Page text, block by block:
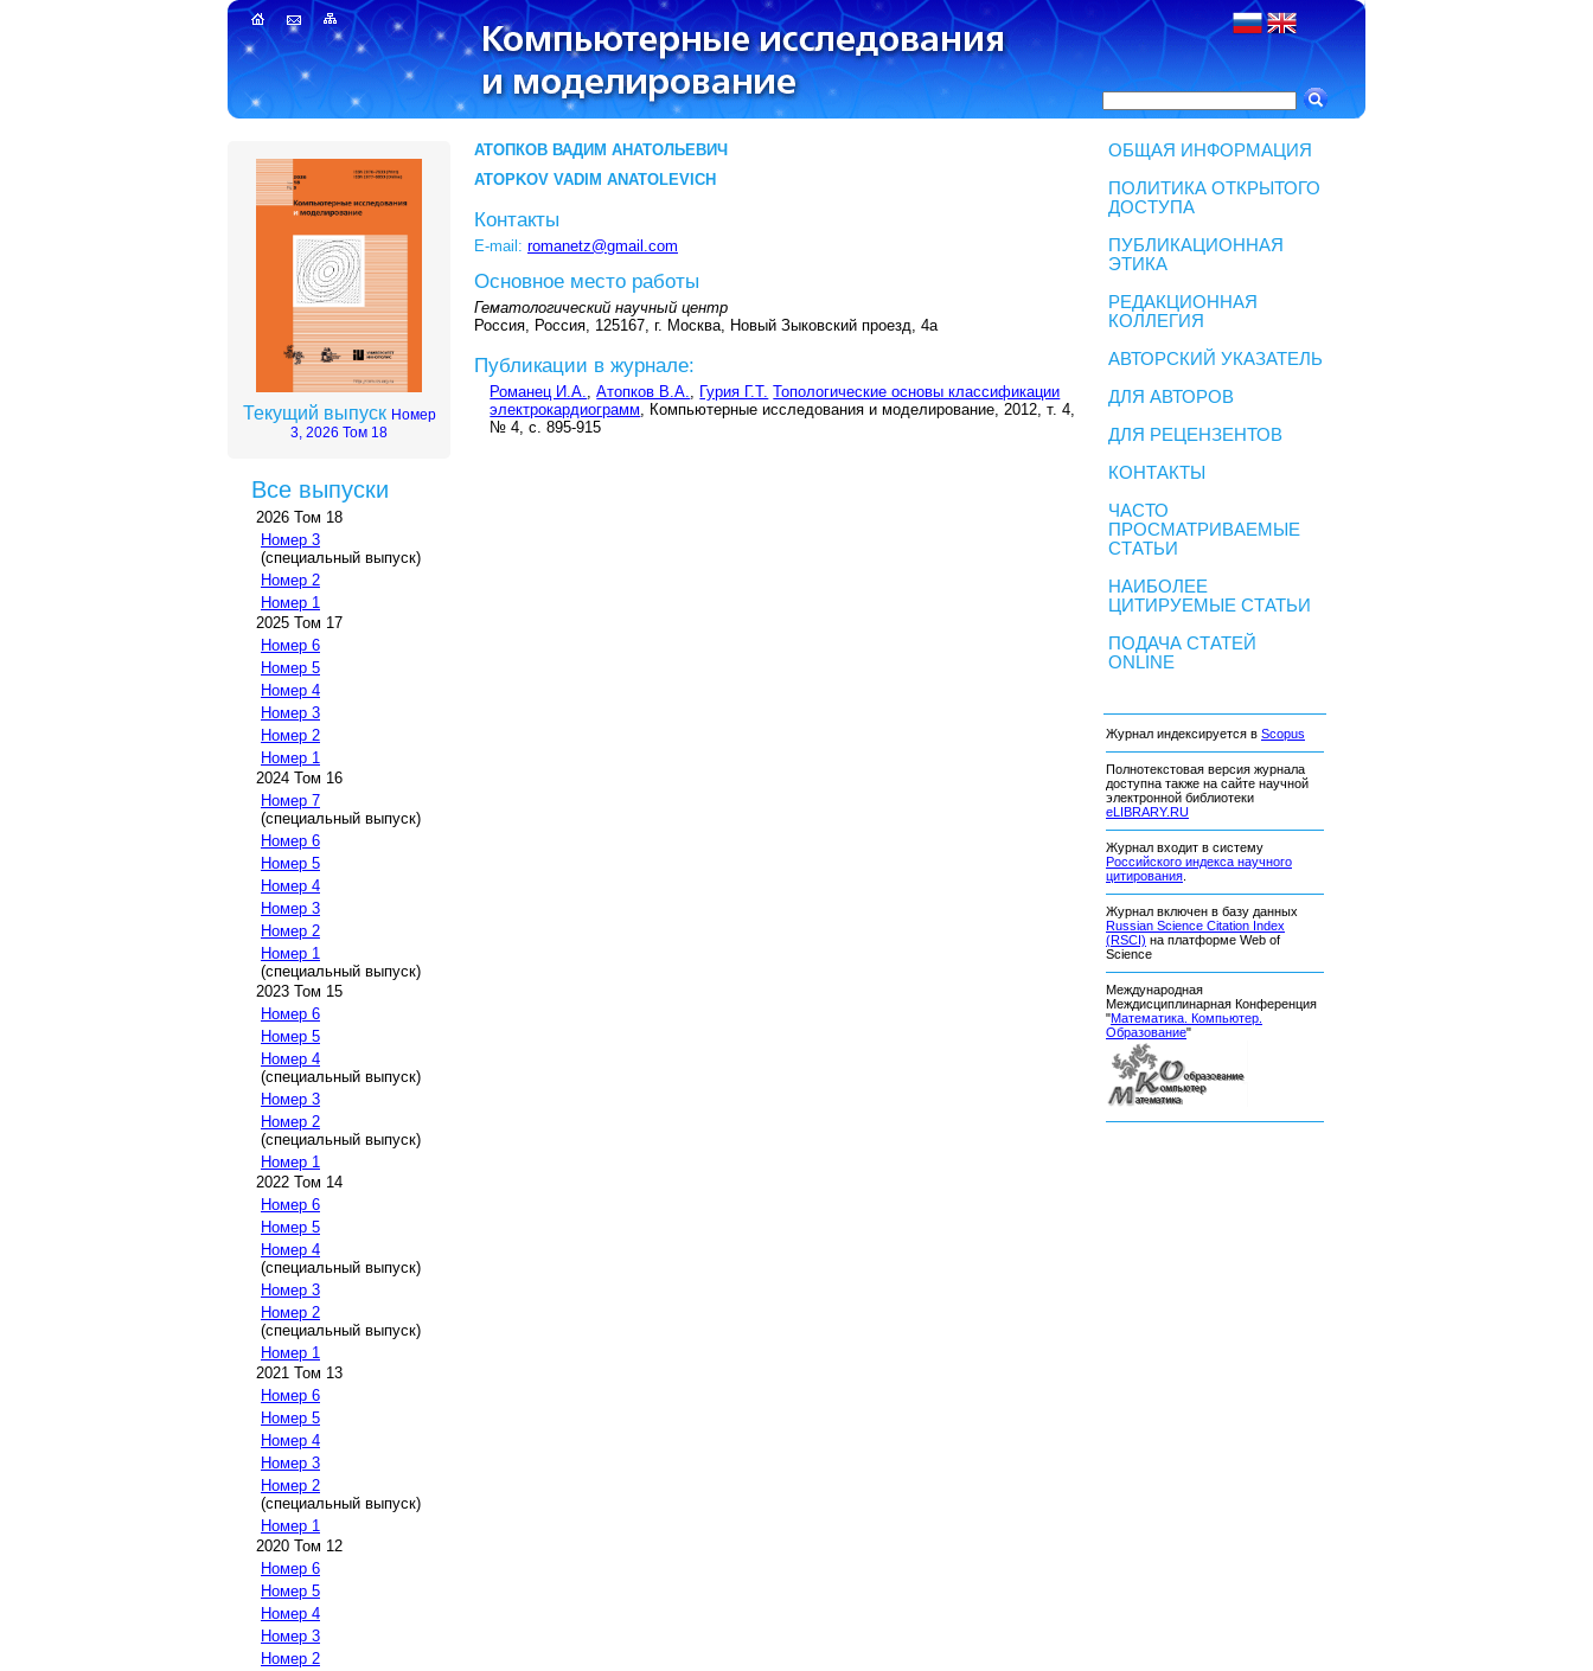
Текущий выпуск Номер
3, 2026 Том 18
Все выпуски
2026 Том 18
Номер 3
(специальный выпуск)
Номер 2
Номер 1
2025 Том 17
Номер 6
Номер 5
Номер 4
Номер 3
Номер 2
Номер 1
2024 Том 16
Номер 7
(специальный выпуск)
Номер 6
Номер 5
Номер 4
Номер 3
Номер 2
Номер 1
(специальный выпуск)
2023 Том 15
Номер 6
Номер 5
Номер 4
(специальный выпуск)
Номер 3
Номер 2
(специальный выпуск)
Номер 1
2022 Том 14
Номер 6
Номер 5
Номер 4
(специальный выпуск)
Номер 3
Номер 2
(специальный выпуск)
Номер 1
2021 Том 13
Номер 6
Номер 5
Номер 4
Номер 3
Номер 2
(специальный выпуск)
Номер 1
2020 Том 12
Номер 6
Номер 5
Номер 4
Номер 3
Номер 2
АТОПКОВ ВАДИМ АНАТОЛЬЕВИЧ
ATOPKOV VADIM ANATOLEVICH
Контакты
E-mail: romanetz@gmail.com
Основное место работы
Гематологический научный центр
Россия, Россия, 125167, г. Москва, Новый Зыковский проезд, 4а
Публикации в журнале:
Романец И.А.,Атопков В.А., Гурия Г.Т. Топологические основы классификации
электрокардиограмм, Компьютерные исследования и моделирование, 2012, т. 4,
№ 4, с. 895-915
ОБЩАЯ ИНФОРМАЦИЯ
ПОЛИТИКА ОТКРЫТОГО
ДОСТУПА
ПУБЛИКАЦИОННАЯ
ЭТИКА
РЕДАКЦИОННАЯ
КОЛЛЕГИЯ
АВТОРСКИЙ УКАЗАТЕЛЬ
ДЛЯ АВТОРОВ
ДЛЯ РЕЦЕНЗЕНТОВ
КОНТАКТЫ
ЧАСТО
ПРОСМАТРИВАЕМЫЕ
СТАТЬИ
НАИБОЛЕЕ
ЦИТИРУЕМЫЕ СТАТЬИ
ПОДАЧА СТАТЕЙ
ONLINE
Журнал индексируется в Scopus
Полнотекстовая версия журнала
доступна также на сайте научной
электронной библиотеки
eLIBRARY.RU
Журнал входит в систему
Российского индекса научного
цитирования
Журнал включен в базу данных
Russian Science Citation Index
(RSCI) на платформе Web of
Science
Международная
Междисциплинарная Конференция
"Математика. Компьютер.
Образование"